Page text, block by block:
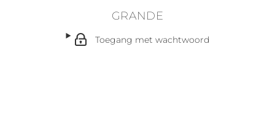
GRANDE
Toegang met wachtwoord